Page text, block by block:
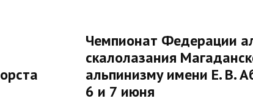
Чемпионат Федерации
скалолазания
альпинизму имени Е. В.
6 и 7 июня